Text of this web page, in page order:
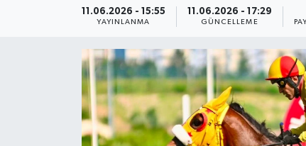
11.06.2026 - 15:55
YAYINLANMA
11.06.2026 - 17:29
GÜNCELLEME
SAĞLIK
Son Dakika Haberleri